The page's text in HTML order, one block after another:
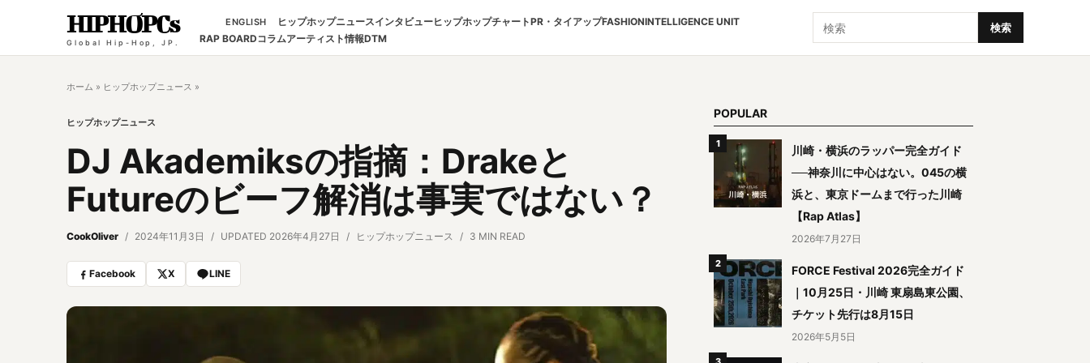
HIPHOPCs
Global Hip-Hop, JP.
ENGLISH ヒップホップニュースインタビューヒップホップチャートPR・タイアップFASHIONINTELLIGENCE UNIT
RAP BOARDコラムアーティスト情報DTM
検索 検索
ホーム » ヒップホップニュース »
ヒップホップニュース
DJ Akademiksの指摘：Drakeと
Futureのビーフ解消は事実ではない？
CookOliver 2024年11月3日 UPDATED 2026年4月27日 ヒップホップニュース 3 MIN READ
Facebook X LINE
POPULAR
川崎・横浜のラッパー完全ガイド
──神奈川に中心はない。045の横
浜と、東京ドームまで行った川崎
【Rap Atlas】
2026年7月27日
FORCE Festival 2026完全ガイド
｜10月25日・川崎 東扇島東公園、
チケット先行は8月15日
2026年5月5日